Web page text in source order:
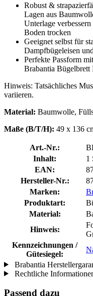
Robust &
Lagen aus
Unterlage
Boden trocken
Geeignet selbst für
Dampfbügeleisen
Perfekte Passform
Brabantia
Hinweis: Tatsächliches
variieren.
Material: Baumwolle,
Maße (B/T/H): 49 x 136
Art.-Nr.:
Inhalt:
1
EAN:
Hersteller-Nr.:
Marken:
Produktart:
Material:
Hinweis:
Kennzeichnungen /
Gütesiegel:
Brabantia
Rechtliche
Passend dazu